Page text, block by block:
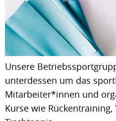
Unsere
unterdessen um das
Mitarbeiter*innen und
Kurse wie Rückentraining,